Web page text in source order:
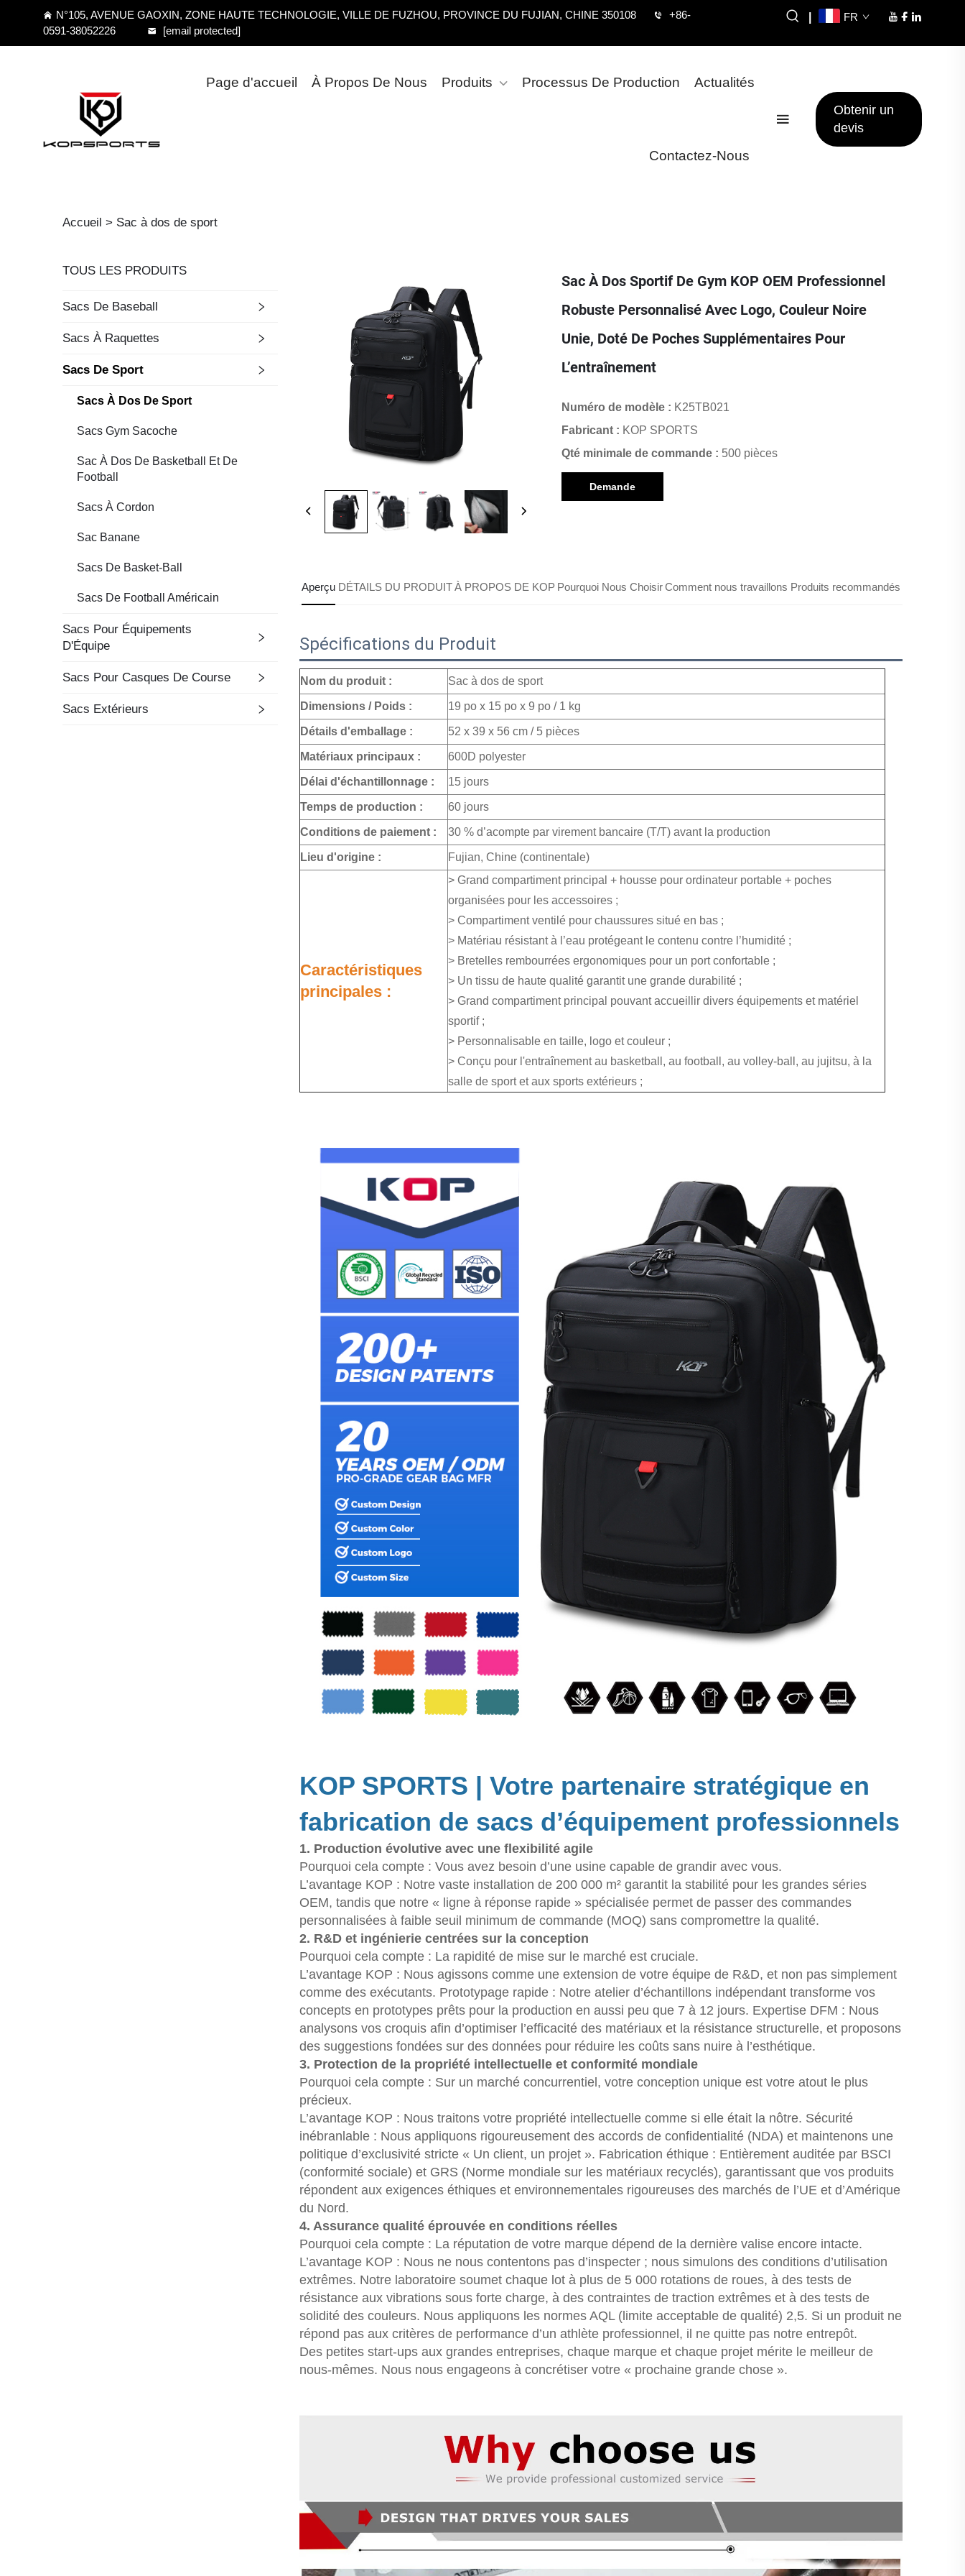
N°105, AVENUE GAOXIN, ZONE HAUTE TECHNOLOGIE, VILLE DE FUZHOU, PROVINCE DU FUJIAN, CHINE 350108
+86-
0591-38052226
[email protected]
FR
Page d'accueil À Propos De Nous Produits Processus De Production Actualités
Contactez-Nous
Obtenir un
devis
Accueil > Sac à dos de sport
TOUS LES PRODUITS
Sacs De Baseball
Sacs À Raquettes
Sacs De Sport
Sacs À Dos De Sport
Sacs Gym Sacoche
Sac À Dos De Basketball Et De
Football
Sacs À Cordon
Sac Banane
Sacs De Basket-Ball
Sacs De Football Américain
Sacs Pour Équipements
D'Équipe
Sacs Pour Casques De Course
Sacs Extérieurs
Sac À Dos Sportif De Gym KOP OEM Professionnel
Robuste Personnalisé Avec Logo, Couleur Noire
Unie, Doté De Poches Supplémentaires Pour
L’entraînement
Numéro de modèle : K25TB021
Fabricant : KOP SPORTS
Qté minimale de commande : 500 pièces
Demande
Aperçu DÉTAILS DU PRODUIT À PROPOS DE KOP Pourquoi Nous Choisir Comment nous travaillons Produits recommandés
Spécifications du Produit
Nom du produit : Sac à dos de sport
Dimensions / Poids : 19 po x 15 po x 9 po / 1 kg
Détails d'emballage : 52 x 39 x 56 cm / 5 pièces
Matériaux principaux : 600D polyester
Délai d'échantillonnage : 15 jours
Temps de production : 60 jours
Conditions de paiement : 30 % d’acompte par virement bancaire (T/T) avant la production
Lieu d'origine : Fujian, Chine (continentale)
Caractéristiques
principales :
> Grand compartiment principal + housse pour ordinateur portable + poches
organisées pour les accessoires ;
> Compartiment ventilé pour chaussures situé en bas ;
> Matériau résistant à l’eau protégeant le contenu contre l’humidité ;
> Bretelles rembourrées ergonomiques pour un port confortable ;
> Un tissu de haute qualité garantit une grande durabilité ;
> Grand compartiment principal pouvant accueillir divers équipements et matériel
sportif ;
> Personnalisable en taille, logo et couleur ;
> Conçu pour l'entraînement au basketball, au football, au volley-ball, au jujitsu, à la
salle de sport et aux sports extérieurs ;
KOP SPORTS | Votre partenaire stratégique en
fabrication de sacs d’équipement professionnels
1. Production évolutive avec une flexibilité agile
Pourquoi cela compte : Vous avez besoin d’une usine capable de grandir avec vous.
L’avantage KOP : Notre vaste installation de 200 000 m² garantit la stabilité pour les grandes séries
OEM, tandis que notre « ligne à réponse rapide » spécialisée permet de passer des commandes
personnalisées à faible seuil minimum de commande (MOQ) sans compromettre la qualité.
2. R&D et ingénierie centrées sur la conception
Pourquoi cela compte : La rapidité de mise sur le marché est cruciale.
L’avantage KOP : Nous agissons comme une extension de votre équipe de R&D, et non pas simplement
comme des exécutants. Prototypage rapide : Notre atelier d’échantillons indépendant transforme vos
concepts en prototypes prêts pour la production en aussi peu que 7 à 12 jours. Expertise DFM : Nous
analysons vos croquis afin d’optimiser l’efficacité des matériaux et la résistance structurelle, et proposons
des suggestions fondées sur des données pour réduire les coûts sans nuire à l’esthétique.
3. Protection de la propriété intellectuelle et conformité mondiale
Pourquoi cela compte : Sur un marché concurrentiel, votre conception unique est votre atout le plus
précieux.
L’avantage KOP : Nous traitons votre propriété intellectuelle comme si elle était la nôtre. Sécurité
inébranlable : Nous appliquons rigoureusement des accords de confidentialité (NDA) et maintenons une
politique d’exclusivité stricte « Un client, un projet ». Fabrication éthique : Entièrement auditée par BSCI
(conformité sociale) et GRS (Norme mondiale sur les matériaux recyclés), garantissant que vos produits
répondent aux exigences éthiques et environnementales rigoureuses des marchés de l’UE et d’Amérique
du Nord.
4. Assurance qualité éprouvée en conditions réelles
Pourquoi cela compte : La réputation de votre marque dépend de la dernière valise encore intacte.
L’avantage KOP : Nous ne nous contentons pas d’inspecter ; nous simulons des conditions d’utilisation
extrêmes. Notre laboratoire soumet chaque lot à plus de 5 000 rotations de roues, à des tests de
résistance aux vibrations sous forte charge, à des contraintes de traction extrêmes et à des tests de
solidité des couleurs. Nous appliquons les normes AQL (limite acceptable de qualité) 2,5. Si un produit ne
répond pas aux critères de performance d’un athlète professionnel, il ne quitte pas notre entrepôt.
Des petites start-ups aux grandes entreprises, chaque marque et chaque projet mérite le meilleur de
nous-mêmes. Nous nous engageons à concrétiser votre « prochaine grande chose ».